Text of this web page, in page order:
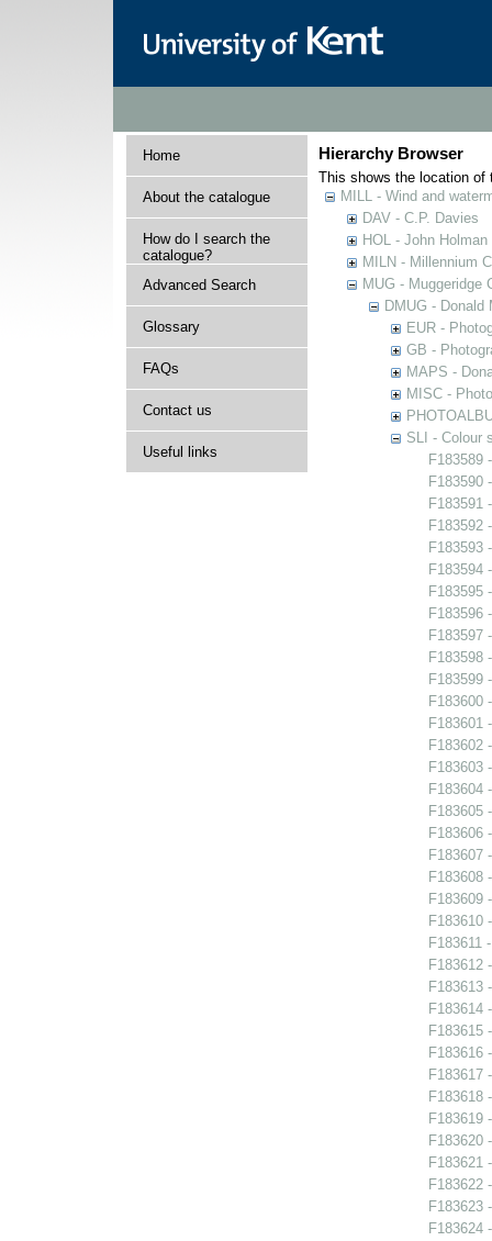
Home
About the catalogue
How do I search the
catalogue?
Advanced Search
Glossary
FAQs
Contact us
Useful links
Hierarchy Browser
This shows the location of
MILL - Wind and
DAV - C.P. Davies
HOL - John
MILN - Millennium
MUG - Muggeridge
DMUG - Donald
EUR -
GB -
MAPS -
MISC -
SLI - Colour
F183589
F183590
F183591
F183592
F183593
F183594
F183595
F183596
F183597
F183598
F183599
F183600
F183601
F183602
F183603
F183604
F183605
F183606
F183607
F183608
F183609
F183610
F183611
F183612
F183613
F183614
F183615
F183616
F183617
F183618
F183619
F183620
F183621
F183622
F183623
F183624